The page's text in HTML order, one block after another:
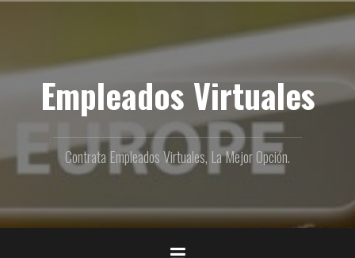
Empleados Virtuales
Contrata Empleados Virtuales, La Mejor Opción.